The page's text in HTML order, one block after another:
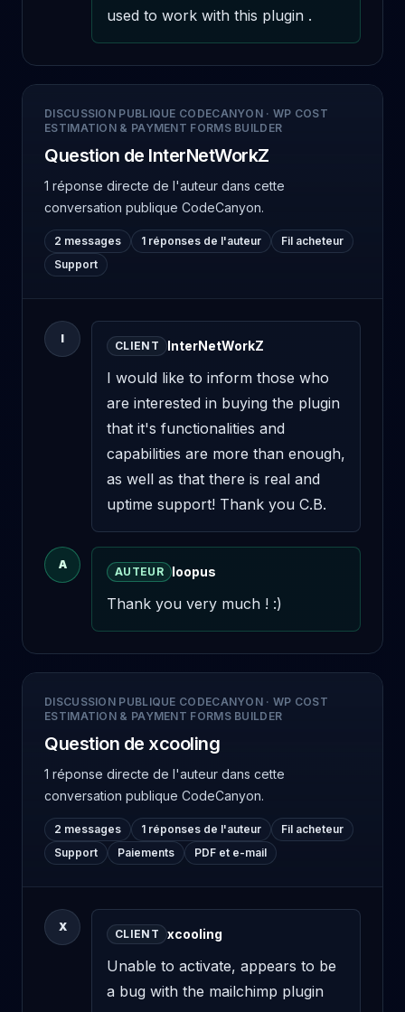
used to work with this plugin .
DISCUSSION PUBLIQUE CODECANYON · WP COST
ESTIMATION & PAYMENT FORMS BUILDER
Question de InterNetWorkZ
1 réponse directe de l'auteur dans cette
conversation publique CodeCanyon.
2 messages 1 réponses de l'auteur
Fil acheteur
Support
I
CLIENT InterNetWorkZ
I would like to inform those who
are interested in buying the plugin
that it's functionalities and
capabilities are more than enough,
as well as that there is real and
uptime support! Thank you C.B.
A
AUTEUR loopus
Thank you very much ! :)
DISCUSSION PUBLIQUE CODECANYON · WP COST
ESTIMATION & PAYMENT FORMS BUILDER
Question de xcooling
1 réponse directe de l'auteur dans cette
conversation publique CodeCanyon.
2 messages 1 réponses de l'auteur
Fil acheteur
Support
Paiements PDF et e-mail
X
CLIENT xcooling
Unable to activate, appears to be
a bug with the mailchimp plugin